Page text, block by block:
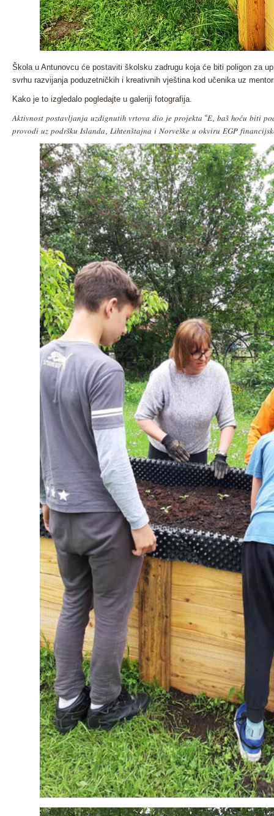
Škola u Antunovcu će postaviti školsku zadrugu koja će biti poligon za
svrhu razvijanja poduzetničkih i kreativnih vještina kod učenika uz
Kako je to izgledalo pogledajte u galeriji fotografija.
𝐴𝑘𝑡𝑖𝑣𝑛𝑜𝑠𝑡 𝑝𝑜𝑠𝑡𝑎𝑣𝑙𝑗𝑎𝑛𝑗𝑎 𝑢𝑧𝑑𝑖𝑔𝑛𝑢𝑡𝑖ℎ 𝑣𝑟𝑡𝑜𝑣𝑎 𝑑𝑖𝑜 𝑗𝑒 𝑝𝑟𝑜𝑗𝑒𝑘𝑡𝑎 “𝐸, 𝑏𝑎𝑠̌ ℎ𝑜𝑐́𝑢 𝑏𝑖𝑡𝑖
𝑝𝑟𝑜𝑣𝑜𝑑𝑖 𝑢𝑧 𝑝𝑜𝑑𝑟𝑠̌𝑘𝑢 𝐼𝑠𝑙𝑎𝑛𝑑𝑎, 𝐿𝑖ℎ𝑡𝑒𝑛𝑠̌𝑡𝑎𝑗𝑛𝑎 𝑖 𝑁𝑜𝑟𝑣𝑒𝑠̌𝑘𝑒 𝑢 𝑜𝑘𝑣𝑖𝑟𝑢 𝐸𝐺𝑃